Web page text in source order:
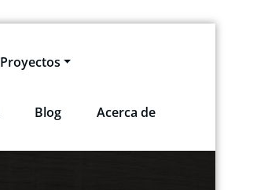
Proyectos
Blog Acerca de